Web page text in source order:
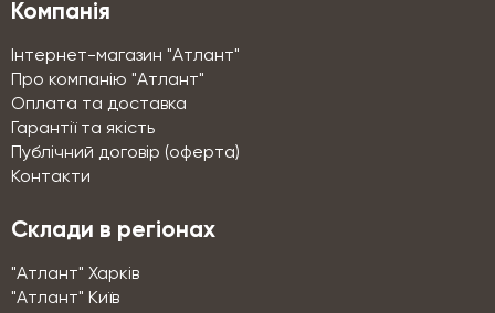
Компанія
Інтернет-магазин "Атлант"
Про компанію "Атлант"
Оплата та доставка
Гарантії та якість
Публічний договір (оферта)
Контакти
Склади в регіонах
"Атлант" Харків
"Атлант" Київ